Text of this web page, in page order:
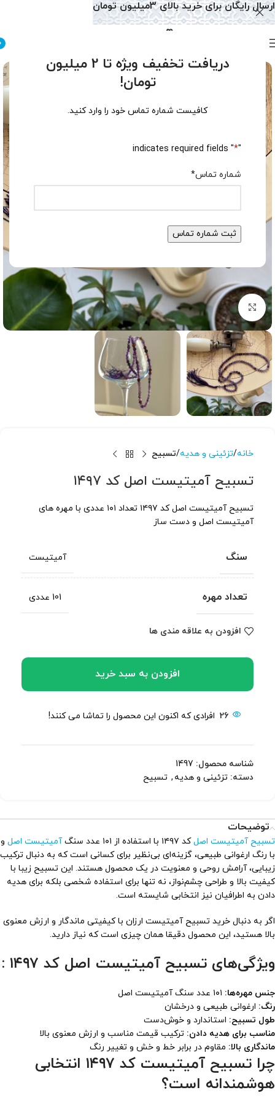
دریافت تخفیف ویژه تا 2 میلیون
تومان!
کافیست شماره تماس خود را وارد کنید.
"
*
" indicates required fields
شماره تماس*
برای بزرگنمایی کلیک کنید
خانه تزئینی و هدیه تسبیح
تسبیح آمیتیست اصل کد ۱۴۹۷
تسبیح آمیتیست اصل کد ۱۴۹۷ تعداد ۱۰۱ عددی با مهره های
آمیتیست اصل و دست ساز
سنگ آمیتیست
تعداد مهره 101 عددی
افزودن به علاقه مندی ها
افزودن به سبد خرید
26 افرادی که اکنون این محصول را تماشا می کنند!
شناسه محصول: 1497
دسته: تزئینی و هدیه , تسبیح
توضیحات
تسبیح آمیتیست اصلکد ۱۴۹۷ با استفاده از ۱۰۱ عدد سنگ آمیتیست اصل و
با رنگ ارغوانی طبیعی، گزینه‌ای بی‌نظیر برای کسانی است که به دنبال ترکیب
زیبایی، آرامش روحی و معنویت در یک محصول هستند. این تسبیح زیبا با
کیفیت بالا و طراحی چشم‌نواز، نه تنها برای استفاده شخصی بلکه برای هدیه
دادن به اطرافیان نیز انتخابی شایسته است.
اگر به دنبال خرید تسبیح آمیتیست ارزان با کیفیتی ماندگار و ارزش معنوی
بالا هستید، این محصول دقیقا همان چیزی است که نیاز دارید.
ویژگی‌های تسبیح آمیتیست اصل کد ۱۴۹۷ :
جنس مهره‌ها:
رنگ: ارغوانی طبیعی و درخشان
طول تسبیح: استاندارد و خوش‌دست
مناسب برای هدیه دادن: ترکیب قیمت مناسب و ارزش معنوی بالا
ماندگاری بالا: مقاوم در برابر خط و خش و تغییر رنگ
چرا تسبیح آمیتیست کد ۱۴۹۷ انتخابی
هوشمندانه است؟
ارسال رایگان برای خرید بالای 3میلیون تومان